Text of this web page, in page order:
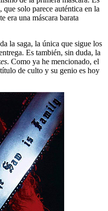
solo parece auténtica en la
era una máscara barata
la saga, la única que sigue los
Es también, sin duda, la
. Como ya he mencionado, el
de culto y su genio es hoy